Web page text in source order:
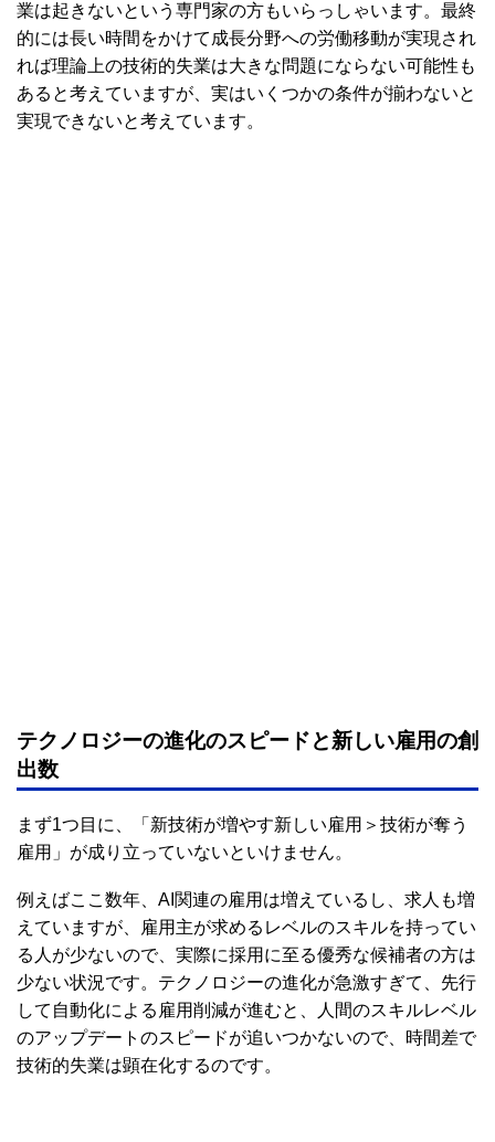
業は起きないという専門家の方もいらっしゃいます。最終
的には長い時間をかけて成長分野への労働移動が実現され
れば理論上の技術的失業は大きな問題にならない可能性も
あると考えていますが、実はいくつかの条件が揃わないと
実現できないと考えています。
テクノロジーの進化のスピードと新しい雇用の創
出数
まず1つ目に、「新技術が増やす新しい雇用＞技術が奪う
雇用」が成り立っていないといけません。
例えばここ数年、AI関連の雇用は増えているし、求人も増
えていますが、雇用主が求めるレベルのスキルを持ってい
る人が少ないので、実際に採用に至る優秀な候補者の方は
少ない状況です。テクノロジーの進化が急激すぎて、先行
して自動化による雇用削減が進むと、人間のスキルレベル
のアップデートのスピードが追いつかないので、時間差で
技術的失業は顕在化するのです。